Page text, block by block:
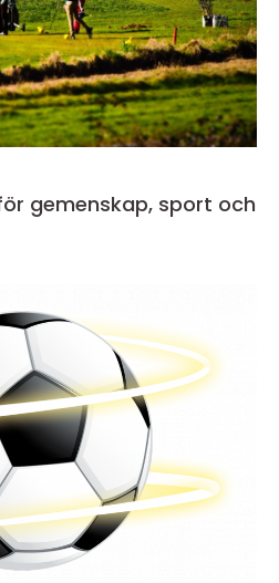
gemenskap, sport och